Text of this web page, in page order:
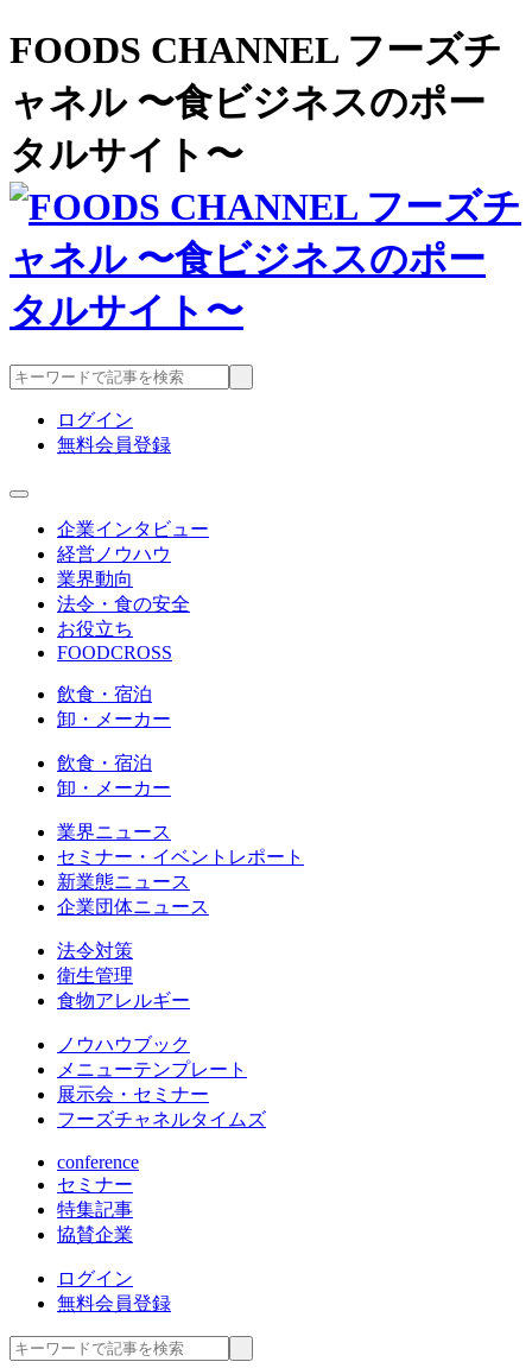
FOODS CHANNEL フーズチ
ャネル 〜食ビジネスのポー
タルサイト〜
ログイン
無料会員登録
企業インタビュー
経営ノウハウ
業界動向
法令・食の安全
お役立ち
FOODCROSS
飲食・宿泊
卸・メーカー
飲食・宿泊
卸・メーカー
業界ニュース
セミナー・イベントレポート
新業態ニュース
企業団体ニュース
法令対策
衛生管理
食物アレルギー
ノウハウブック
メニューテンプレート
展示会・セミナー
フーズチャネルタイムズ
conference
セミナー
特集記事
協賛企業
ログイン
無料会員登録